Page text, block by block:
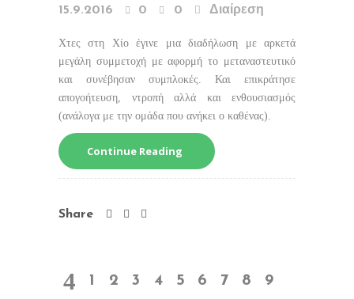
15.9.2016 0 0 Διαίρεση
Χτες στη Χίο έγινε μια διαδήλωση με αρκετά
μεγάλη συμμετοχή με αφορμή το μεταναστευτικό
και συνέβησαν συμπλοκές. Και επικράτησε
απογοήτευση, ντροπή αλλά και ενθουσιασμός
(ανάλογα με την ομάδα που ανήκει ο καθένας).
Continue Reading
Share
1 2 3 4 5 6 7 8 9